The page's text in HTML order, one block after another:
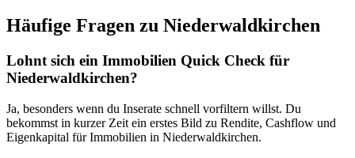
Häufige Fragen zu Niederwaldkirchen
Lohnt sich ein Immobilien Quick Check für
Niederwaldkirchen?
Ja, besonders wenn du Inserate schnell vorfiltern willst. Du
bekommst in kurzer Zeit ein erstes Bild zu Rendite, Cashflow und
Eigenkapital für Immobilien in Niederwaldkirchen.